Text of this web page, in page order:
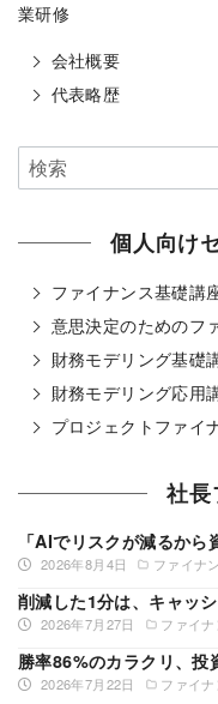
業研修
会社概要
代表略歴
個人向け
ファイナンス基礎講
意思決定のためのフ
財務モデリング基礎
財務モデリング応用
プロジェクトファイ
社長
2026年8月4日 ファイナ
「AIでリスクが減るから
2026年7月27日 ファイナ
削減した1分は、キャッ
2026年7月22日 ファイナ
勝率86%のカラクリ、投